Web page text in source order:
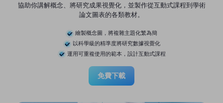
協助你講解概念、將研究成果視覺化，並製作從互動式課程到學術
論文圖表的各類教材。
繪製概念圖，將複雜主題化繁為簡
以科學級的精準度將研究數據視覺化
運用可重複使用的範本，設計互動式課程
免費下載